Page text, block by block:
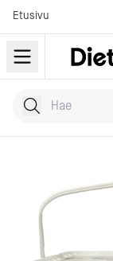
Etusivu
Hae tuotteita
Kirjoita hakusana...